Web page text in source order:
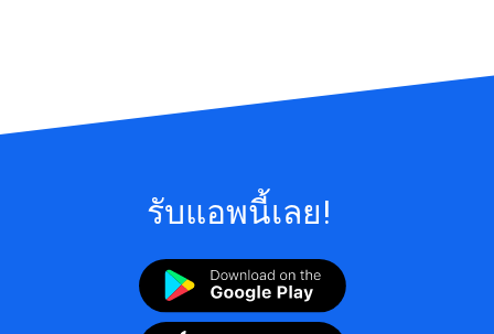
รับแอพนี้เลย!